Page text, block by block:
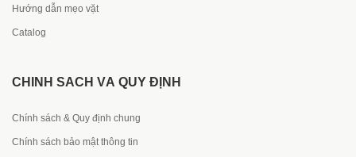
Hướng dẫn mẹo vặt
Catalog
CHÍNH SÁCH VÀ QUY ĐỊNH
Chính sách & Quy định chung
Chính sách bảo mật thông tin